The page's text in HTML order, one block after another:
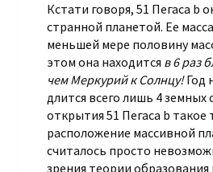
Кстати говоря, 51 Пегаса b
странной планетой. Ее
меньшей мере половину
этом она находится в 6 раз
чем Меркурий к Солнцу!Год
длится всего лишь 4 земных
открытия 51 Пегаса b такое
расположение массивной
считалось просто
зрения теории